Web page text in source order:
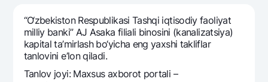
Hamma uchun USD uchun
Talab qilib olinguncha USD
Oltin omonat
UzCard/HUMO
Visa
Visa FIFA
Mastercard
Eskrou hisobvarag‘i
Tariflar
Aksiyalar
“O‘zbekiston Respublikasi Tashqi iqtisodiy faoliyat
milliy banki” AJ Asaka filiali binosini (kanalizatsiya)
kapital ta’mirlash bo‘yicha eng yaxshi takliflar
tanlovini e’lon qiladi.
Tanlov joyi: Maxsus axborot portali –